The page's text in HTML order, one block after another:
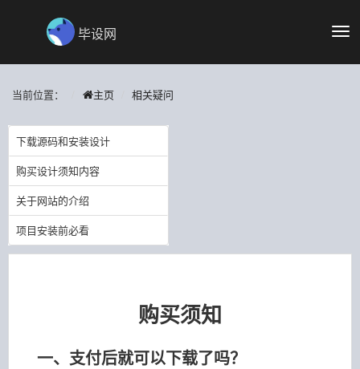
切
导
毕设网
当前位置： 主页 相关疑问
下载源码和安装设计
购买设计须知内容
关于网站的介绍
项目安装前必看
购买须知
一、支付后就可以下载了吗？